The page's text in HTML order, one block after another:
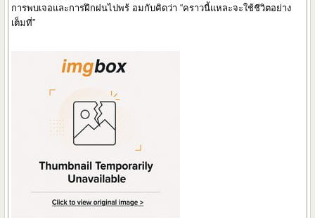
การพบเจอและการฝึกฝนไปพร้ อมกับคิดว่า “คราวนี้แหละจะใช้ชีวิตอย่าง
เต็มที่”